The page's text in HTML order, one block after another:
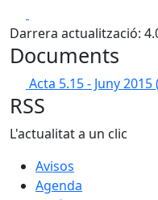
Darrera actualització:
Documents
Acta 5.15 - Juny 2015
RSS
L'actualitat a un clic
Avisos
Agenda